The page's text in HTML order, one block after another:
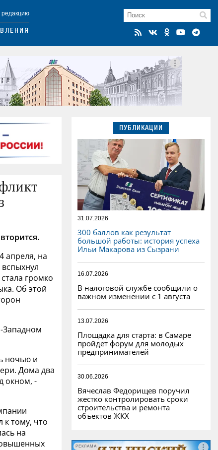
редакцию
апреля, на
громко
Об этой
Западном
ночью и
Дома два
окном, -
тому, что
на
ПУБЛИКАЦИИ
31.07.2026
300 баллов как результат
большой работы: история успеха
Ильи Макарова из Сызрани
16.07.2026
В налоговой службе сообщили о
важном изменении с 1 августа
13.07.2026
Площадка для старта: в Самаре
пройдет форум для молодых
предпринимателей
30.06.2026
Вячеслав Федорищев поручил
жестко контролировать сроки
строительства и ремонта
объектов ЖКХ
РЕКЛАМА